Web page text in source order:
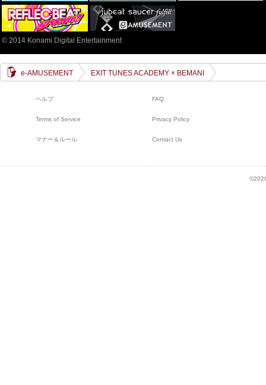
© 2014 Konami Digital Entertainment
e-AMUSEMENT EXIT TUNES ACADEMY × BEMANI
ヘルプ FAQ
Terms of Service Privacy Policy
マナー＆ルール Contact Us